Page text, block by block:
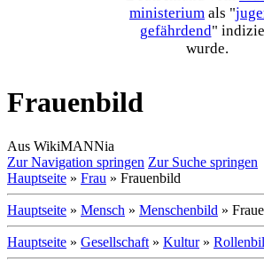
ministerium als "
gefährdend"
wurde.
Frauenbild
Aus WikiMANNia
Zur Navigation springen Zur Suche springen
Hauptseite » Frau » Frauenbild
Hauptseite » Mensch » Menschenbild »
Hauptseite » Gesellschaft » Kultur»